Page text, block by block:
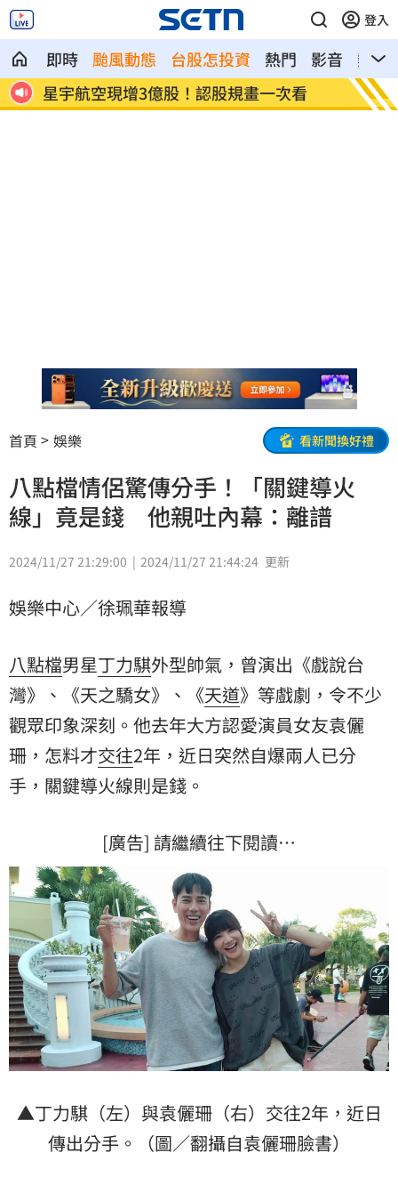
登入
即時 颱風動態 台股怎投資 熱門 影音
熱搜
鄭麗文脫口：我領導的國民黨支持度很高 投信
首頁 娛樂 看新聞換好禮
八點檔情侶驚傳分手！「關鍵導火
線」竟是錢 他親吐內幕：離譜
2024/11/27 21:29:00 2024/11/27 21:44:24 更新
娛樂中心／徐珮華報導
八點檔男星丁力騏外型帥氣，曾演出《戲說台
灣》、《天之驕女》、《天道》等戲劇，令不少
觀眾印象深刻。他去年大方認愛演員女友袁儷
珊 ，怎料才交往2年，近日突然自爆兩人已分
手 ，關鍵導火線則是錢。
[廣告] 請繼續往下閱讀…
▲丁力騏（左）與袁儷珊（右）交往2年，近日
傳出分手。（圖／翻攝自袁儷珊臉書）